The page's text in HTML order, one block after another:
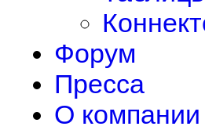
Форум
Пресса
О компании